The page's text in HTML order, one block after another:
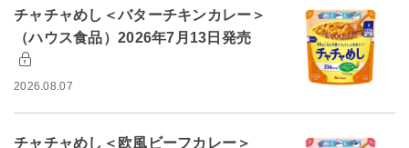
チャチャめし＜バターチキンカレー＞
（ハウス食品）2026年7月13日発売
2026.08.07
チャチャめし＜欧風ビーフカレー＞